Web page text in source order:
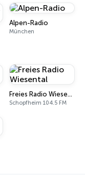
Alpen-Radio
München
Freies Radio Wiesental
Schopfheim 104.5 FM